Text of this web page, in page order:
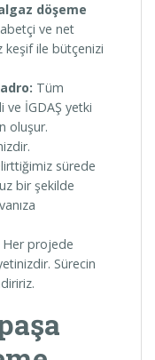
döşeme
ve net
keşif ile bütçenizi
Tüm
ve İGDAŞ yetki
oluşur.
sürede
bir şekilde
Her projede
Sürecin